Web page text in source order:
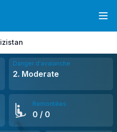
Remontées
0 / 0
Danger d'avalanche
2. Moderate